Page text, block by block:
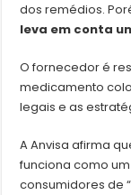
dos remédios.
leva em conta
O fornecedor é
medicamento
legais e as
A Anvisa afirma
funciona como
consumidores de